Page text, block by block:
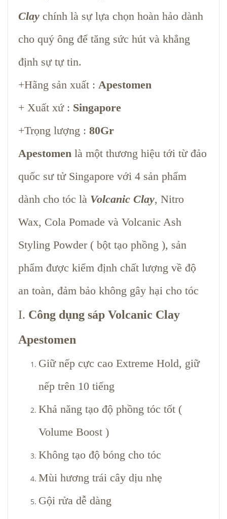
Clay chính là sự lựa chọn hoàn hảo dành
cho quý ông để tăng sức hút và khẳng
định sự tự tin.
+Hãng sản xuất : Apestomen
+ Xuất xứ : Singapore
+Trọng lượng : 80Gr
Apestomen là một thương hiệu tới từ đảo
quốc sư tử Singapore với 4 sản phẩm
dành cho tóc là Volcanic Clay, Nitro
Wax, Cola Pomade và Volcanic Ash
Styling Powder ( bột tạo phồng ), sản
phẩm được kiểm định chất lượng về độ
an toàn, đảm bảo không gây hại cho tóc
I. Công dụng sáp Volcanic Clay
Apestomen
Giữ nếp cực cao Extreme Hold, giữ
nếp trên 10 tiếng
Khả năng tạo độ phồng tóc tốt (
Volume Boost )
Không tạo độ bóng cho tóc
Mùi hương trái cây dịu nhẹ
Gội rửa dễ dàng